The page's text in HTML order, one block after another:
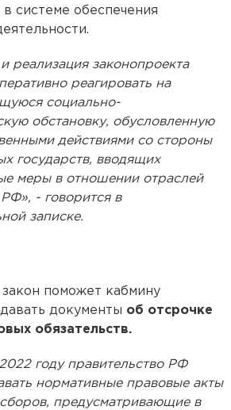
системе обеспечения
реализация законопроекта
реагировать на
социально-
обстановку, обусловленную
действиями со стороны
государств, вводящих
меры в отношении отраслей
- говорится в
записке.
поможет кабмину
документы об отсрочке
обязательств.
году правительство РФ
нормативные правовые акты
предусматривающие в